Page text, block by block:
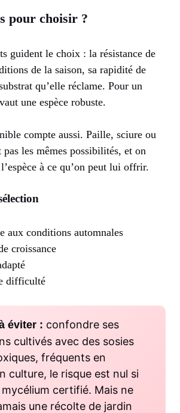
pour choisir ?
guident le choix : la résistance de
de la saison, sa rapidité de
qu’elle réclame. Pour un
une espèce robuste.
compte aussi. Paille, sciure ou
pas les mêmes possibilités, et on
à ce qu’on peut lui offrir.
aux conditions automnales
croissance
difficulté
éviter : confondre ses
cultivés avec des sosies
fréquents en
culture, le risque est nul si
mycélium certifié. Mais ne
une récolte de jardin